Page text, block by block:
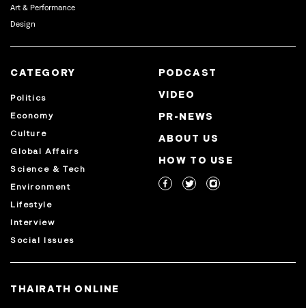
Art & Performance
Design
CATEGORY
Politics
Economy
Culture
Global Affairs
Science & Tech
Environment
Lifestyle
Interview
Social Issues
PODCAST
VIDEO
PR-NEWS
ABOUT US
HOW TO USE
THAIRATH ONLINE